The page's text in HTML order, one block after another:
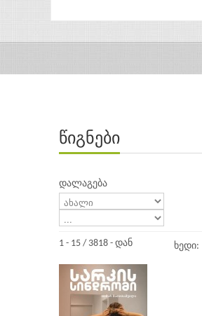
ავტორებიწიგნები
დალაგება
1 - 15 / 3818 - დან ხედი: